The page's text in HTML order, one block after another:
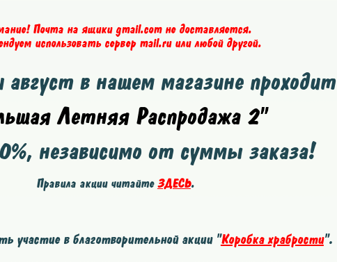
Почта на ящики gmail.com не доставляется.
использовать сервер mail.ru или любой другой.
август в нашем магазине проходит
Летняя Распродажа 2"
, независимо от суммы заказа!
Правила акции читайтеЗДЕСЬ.
участие в благотворительной акции "Коробка храбрости".